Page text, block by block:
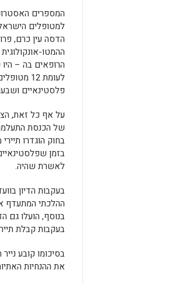
המספרים
למטופלים
הדסה עין כרם,
ההמטו-
הרופאים בה –
פלסטינאיים
על אף כל זאת,
של הכנסת
בחוק הוגדרו
בזמן
לאשרת שהיה.
בעקבות הדיון
ההלכתי המתעדף
בנוסף, הועלו גם
בעקבות קבלת
בסיכומו קובע
את ההנחיות